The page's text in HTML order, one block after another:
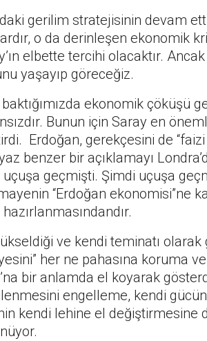
gerilim stratejisinin devam
o da derinleşen ekonomik
elbette tercihi olacaktır.
yaşayıp göreceğiz.
ekonomik çöküşü
Bunun için Saray en
Erdoğan, gerekçesini de
benzer bir açıklamayı
uçuşa geçmişti. Şimdi uçuşa
“Erdoğan ekonomisi”ne
ve kendi teminatı olarak
her ne pahasına koruma
bir anlamda el koyarak
engelleme, kendi
kendi lehine el değiştirmesine